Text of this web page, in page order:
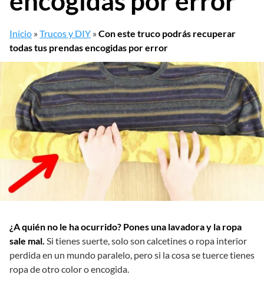
Inicio »Trucos y DIY »Con este truco podrás recuperar
todas tus prendas encogidas por error
¿A quién no le ha ocurrido? Pones una lavadora y la ropa
sale mal. Si tienes suerte, solo son calcetines o ropa interior
perdida en un mundo paralelo, pero si la cosa se tuerce tienes
ropa de otro color o encogida.